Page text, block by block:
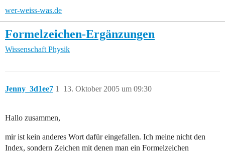
wer-weiss-was.de
Formelzeichen-Ergänzungen
Wissenschaft Physik
Jenny_3d1ee7 13. Oktober 2005 um 09:30
1
Hallo zusammen,
mir ist kein anderes Wort dafür eingefallen. Ich meine nicht den
Index, sondern Zeichen mit denen man ein Formelzeichen